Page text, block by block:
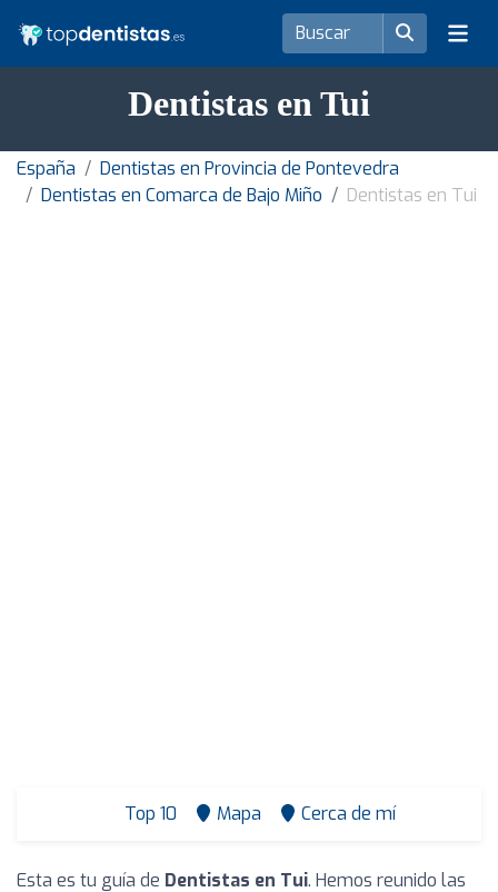
Dentistas en Tui
España
Dentistas en Provincia de Pontevedra
Dentistas en Comarca de Bajo Miño
Dentistas en Tui
Top 10 Mapa Cerca de mí
Esta es tu guía de Dentistas en Tui. Hemos reunido las